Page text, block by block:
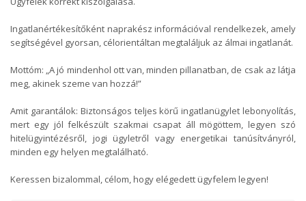
Ingatlanértékesítőként naprakész információval rendelkezek, amely
segítségével gyorsan, célorientáltan megtaláljuk az álmai ingatlanát.
Mottóm: „A jó mindenhol ott van, minden pillanatban, de csak az látja
meg, akinek szeme van hozzá!”
Amit garantálok: Biztonságos teljes körű ingatlanügylet lebonyolítás,
mert egy jól felkészült szakmai csapat áll mögöttem, legyen szó
hitelügyintézésről, jogi ügyletről vagy energetikai tanúsítványról,
minden egy helyen megtalálható.
Keressen bizalommal, célom, hogy elégedett ügyfelem legyen!